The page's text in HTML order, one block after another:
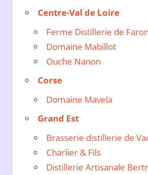
Centre-Val de Loire
Ferme Distillerie de
Domaine Mabillot
Ouche Nanon
Corse
Domaine Mavela
Grand Est
Brasserie distillerie de
Charlier & Fils
Distillerie Artisanale